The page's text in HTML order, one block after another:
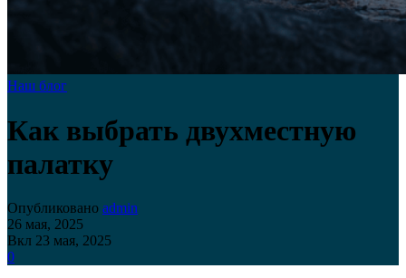
Наш блог
Как выбрать двухместную
палатку
Опубликовано admin
26 мая, 2025
Вкл 23 мая, 2025
0